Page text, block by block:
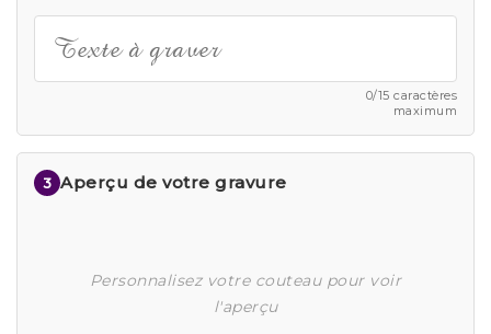
0/15 caractères
maximum
3 Aperçu de votre gravure
Personnalisez votre couteau pour voir
l'aperçu